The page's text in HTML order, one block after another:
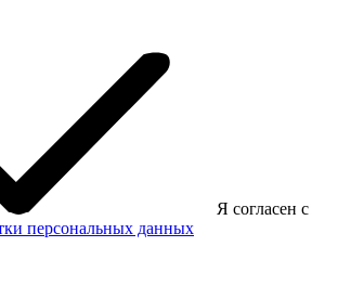
Я согласен с
персональных данных